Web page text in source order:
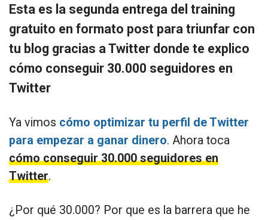
Esta es la segunda entrega del training
gratuito en formato post para triunfar con
tu blog gracias a Twitter donde te explico
cómo conseguir 30.000 seguidores en
Twitter
Ya vimos cómo optimizar tu perfil de Twitter
para empezar a ganar dinero. Ahora toca
cómo conseguir 30.000 seguidores en
Twitter.
¿Por qué 30.000? Por que es la barrera que he